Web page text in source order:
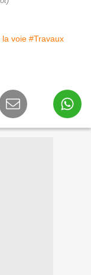
la voie #Travaux